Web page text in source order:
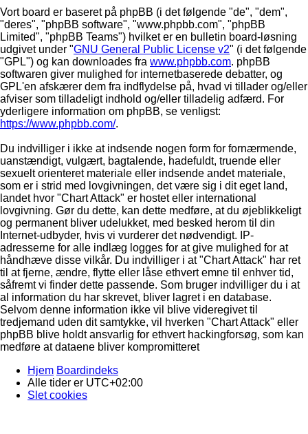
Vort board er baseret på phpBB (i det følgende "de", "dem",
"deres", "phpBB software", "www.phpbb.com", "phpBB
Limited", "phpBB Teams") hvilket er en bulletin board-løsning
udgivet under "GNU General Public License v2" (i det følgende
"GPL") og kan downloades fra www.phpbb.com. phpBB
softwaren giver mulighed for internetbaserede debatter, og
GPL'en afskærer dem fra indflydelse på, hvad vi tillader og/eller
afviser som tilladeligt indhold og/eller tilladelig adfærd. For
yderligere information om phpBB, se venligst:
https://www.phpbb.com/.
Du indvilliger i ikke at indsende nogen form for fornærmende,
uanstændigt, vulgært, bagtalende, hadefuldt, truende eller
sexuelt orienteret materiale eller indsende andet materiale,
som er i strid med lovgivningen, det være sig i dit eget land,
landet hvor "Chart Attack" er hostet eller international
lovgivning. Gør du dette, kan dette medføre, at du øjeblikkeligt
og permanent bliver udelukket, med besked herom til din
Internet-udbyder, hvis vi vurderer det nødvendigt. IP-
adresserne for alle indlæg logges for at give mulighed for at
håndhæve disse vilkår. Du indvilliger i at "Chart Attack" har ret
til at fjerne, ændre, flytte eller låse ethvert emne til enhver tid,
såfremt vi finder dette passende. Som bruger indvilliger du i at
al information du har skrevet, bliver lagret i en database.
Selvom denne information ikke vil blive videregivet til
tredjemand uden dit samtykke, vil hverken "Chart Attack" eller
phpBB blive holdt ansvarlig for ethvert hackingforsøg, som kan
medføre at dataene bliver kompromitteret
Hjem Boardindeks
Alle tider er UTC+02:00
Slet cookies